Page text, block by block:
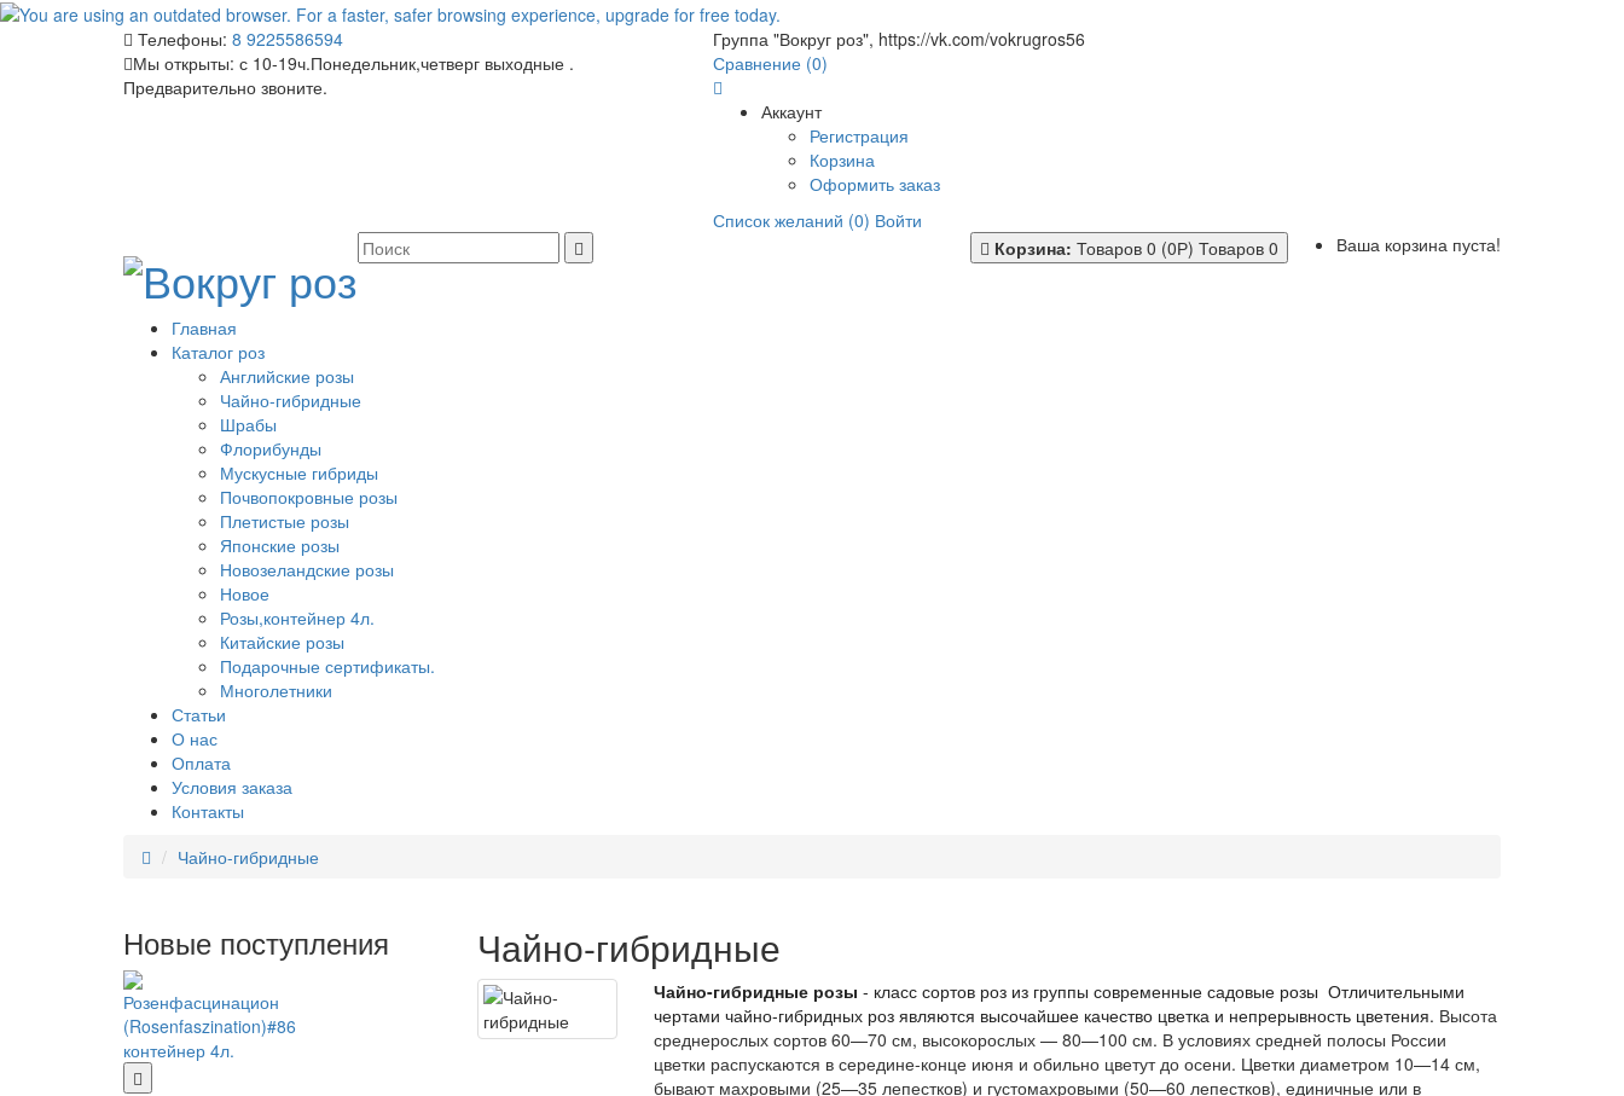
Телефоны: 8 9225586594
Мы открыты: с 10-19ч.Понедельник,четверг выходные .
Предварительно звоните.
Группа "Вокруг роз", https://vk.com/vokrugros56
Сравнение (0)
Аккаунт
Регистрация
Корзина
Оформить заказ
Список желаний (0) Войти
Корзина: Товаров 0 (0Р) Товаров 0 Ваша корзина пуста!
Главная
Каталог роз
Английские розы
Чайно-гибридные
Шрабы
Флорибунды
Мускусные гибриды
Почвопокровные розы
Плетистые розы
Японские розы
Новозеландские розы
Новое
Розы,контейнер 4л.
Китайские розы
Подарочные сертификаты.
Многолетники
Статьи
О нас
Оплата
Условия заказа
Контакты
Чайно-гибридные
Новые поступления Чайно-гибридные
Чайно-гибридные розы - класс сортов роз из группы современные садовые розы Отличительными
чертами чайно-гибридных роз являются высочайшее качество цветка и непрерывность цветения. Высота
среднерослых сортов 60—70 см, высокорослых — 80—100 см. В условиях средней полосы России
цветки распускаются в середине-конце июня и обильно цветут до осени. Цветки диаметром 10—14 см,
бывают махровыми (25—35 лепестков) и густомахровыми (50—60 лепестков), единичные или в